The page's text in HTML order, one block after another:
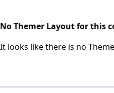
No Themer Layout for this
It looks like there is no